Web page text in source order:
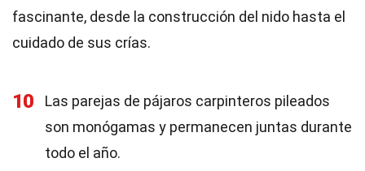
fascinante, desde la construcción del nido hasta el
cuidado de sus crías.
10
Las parejas de pájaros carpinteros pileados
son monógamas y permanecen juntas durante
todo el año.